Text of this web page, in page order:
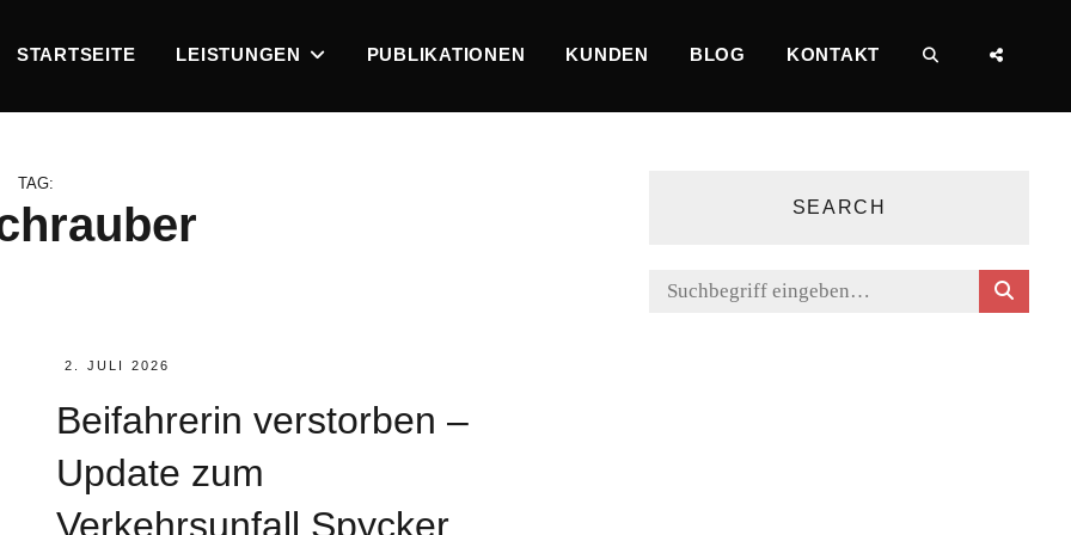
STARTSEITE LEISTUNGEN PUBLIKATIONEN KUNDEN BLOG KONTAKT SEARCH
TAG:
POSTED
2. JULI 2026
Beifahrerin verstorben –
Update zum
Verkehrsunfall Spycker
SEARCH
Search